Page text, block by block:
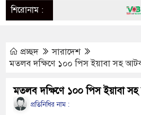
শিরোনাম :
উদ্ধার
প্রচ্ছদ
সারাদেশ
মতলব দক্ষিণে ১০০ পিস ইয়াবা সহ
মতলব দক্ষিণে ১০০ পিস ইয়াবা
প্রতিনিধির নাম :